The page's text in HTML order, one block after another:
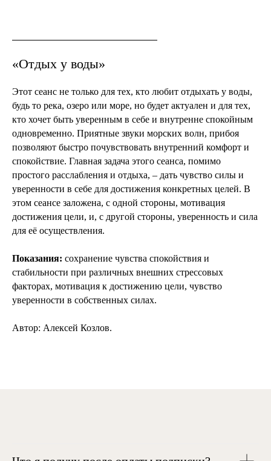
«Отдых у воды»
Этот сеанс не только для тех, кто любит отдыхать у воды,
будь то река, озеро или море, но будет актуален и для тех,
кто хочет быть уверенным в себе и внутренне спокойным
одновременно. Приятные звуки морских волн, прибоя
позволяют быстро почувствовать внутренний комфорт и
спокойствие. Главная задача этого сеанса, помимо
простого расслабления и отдыха, – дать чувство силы и
уверенности в себе для достижения конкретных целей. В
этом сеансе заложена, с одной стороны, мотивация
достижения цели, и, с другой стороны, уверенность и сила
для её осуществления.
Показания: сохранение чувства спокойствия и
стабильности при различных внешних стрессовых
факторах, мотивация к достижению цели, чувство
уверенности в собственных силах.
Автор: Алексей Козлов.